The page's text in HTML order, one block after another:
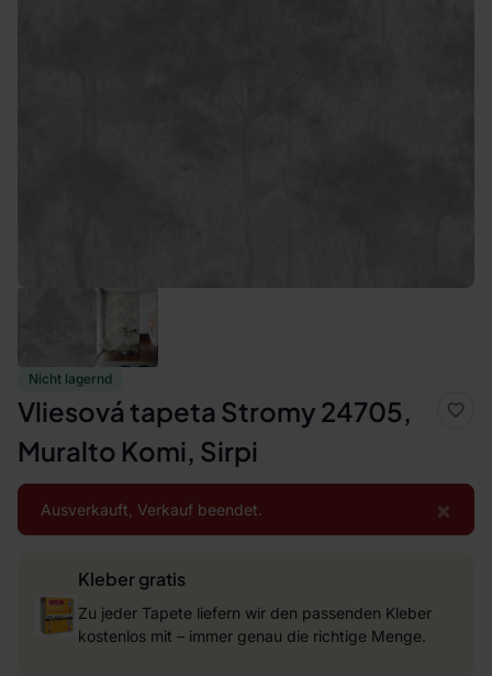
Nicht lagernd
Vliesová tapeta Stromy 24705,
Muralto Komi, Sirpi
×
Ausverkauft, Verkauf beendet.
Kleber gratis
Zu jeder Tapete liefern wir den passenden Kleber
kostenlos mit – immer genau die richtige Menge.